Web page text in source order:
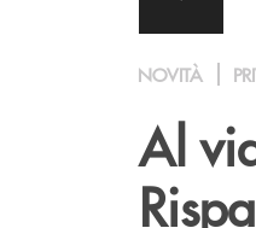
NOVITÀ
Al